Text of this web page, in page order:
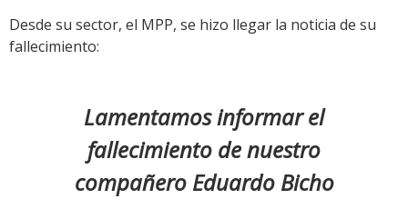
Desde su sector, el MPP, se hizo llegar la noticia de su
fallecimiento:
Lamentamos informar el
fallecimiento de nuestro
compañero Eduardo Bicho